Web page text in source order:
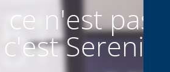
n'est pas
SereniiT